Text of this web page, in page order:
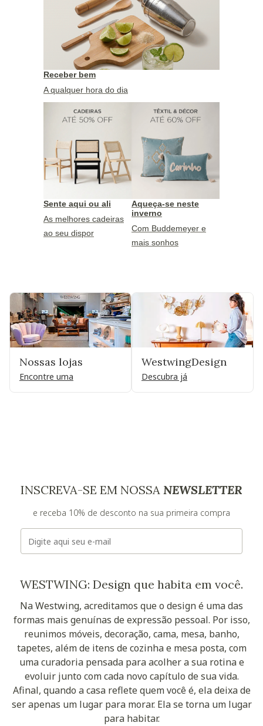
Receber bem
A qualquer hora do dia
Sente aqui ou ali
As melhores cadeiras
ao seu dispor
Aqueça-se neste
inverno
Com Buddemeyer e
mais sonhos
Nossas lojas
Encontre uma
WestwingDesign
Descubra já
INSCREVA-SE EM NOSSA NEWSLETTER
e receba 10% de desconto na sua primeira compra
WESTWING: Design que habita em você.
Na Westwing, acreditamos que o design é uma das
formas mais genuínas de expressão pessoal. Por isso,
reunimos móveis, decoração, cama, mesa, banho,
tapetes, além de itens de cozinha e mesa posta, com
uma curadoria pensada para acolher a sua rotina e
evoluir junto com cada novo capítulo de sua vida.
Afinal, quando a casa reflete quem você é, ela deixa de
ser apenas um lugar para morar. Ela se torna um lugar
para habitar.